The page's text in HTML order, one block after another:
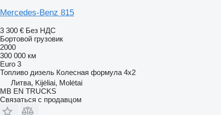
Mercedes-Benz 815
3 300 € Без НДС
Бортовой грузовик
2000
300 000 км
Euro 3
Топливо дизель Колесная формула 4x2
Литва, Kijėliai, Molėtai
MB EN TRUCKS
Связаться с продавцом